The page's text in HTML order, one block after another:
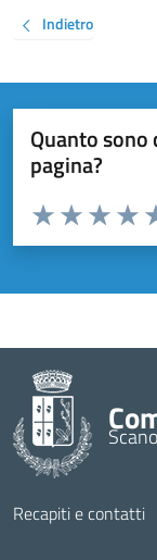
Indietro
Quanto
pagina?
Valuta da 1 a 5
Valuta 3
Valuta 2
Valuta 1 stelle
Recapiti e contatti